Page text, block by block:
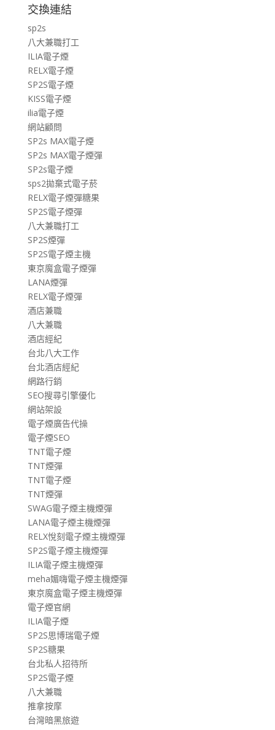
交換連結
sp2s
八大兼職打工
ILIA電子煙
RELX電子煙
SP2S電子煙
KISS電子煙
ilia電子煙
網站顧問
SP2s MAX電子煙
SP2s MAX電子煙彈
SP2s電子煙
sps2拋棄式電子菸
RELX電子煙彈糖果
SP2S電子煙彈
八大兼職打工
SP2S煙彈
SP2S電子煙主機
東京魔盒電子煙彈
LANA煙彈
RELX電子煙彈
酒店兼職
八大兼職
酒店經紀
台北八大工作
台北酒店經紀
網路行銷
SEO搜尋引擎優化
網站架設
電子煙廣告代操
電子煙SEO
TNT電子煙
TNT煙彈
TNT電子煙
TNT煙彈
SWAG電子煙主機煙彈
LANA電子煙主機煙彈
RELX悅刻電子煙主機煙彈
SP2S電子煙主機煙彈
ILIA電子煙主機煙彈
meha媚嗨電子煙主機煙彈
東京魔盒電子煙主機煙彈
電子煙官網
ILIA電子煙
SP2S思博瑞電子煙
SP2S糖果
台北私人招待所
SP2S電子煙
八大兼職
推拿按摩
台灣暗黑旅遊